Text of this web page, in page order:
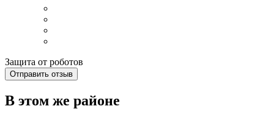
Защита от роботов
Отправить отзыв
В этом же районе